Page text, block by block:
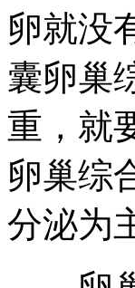
卵就没
囊卵巢
重，就
卵巢综
分泌为